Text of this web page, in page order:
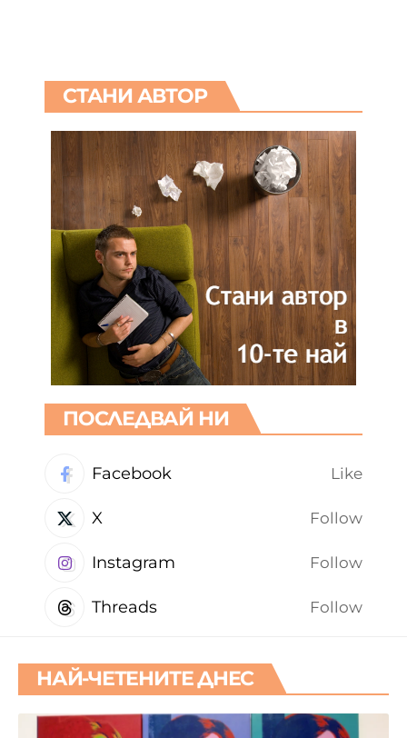
СТАНИ АВТОР
ПОСЛЕДВАЙ НИ
Facebook Like
X Follow
Instagram Follow
Threads Follow
НАЙ-ЧЕТЕНИТЕ ДНЕС